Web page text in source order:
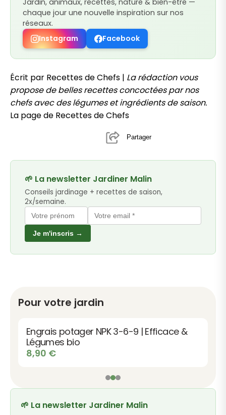
Jardin, animaux, recettes, nature & bien-être —
chaque jour une nouvelle inspiration sur nos
réseaux.
Instagram
Facebook
Écrit par Recettes de Chefs | La rédaction vous
propose de belles recettes concoctées par nos
chefs avec des légumes et ingrédients de saison.
La page de Recettes de Chefs
Partager
🌱 La newsletter Jardiner Malin
Conseils jardinage + recettes de saison,
2x/semaine.
Je m'inscris →
Pour votre jardin
Engrais potager NPK 3-6-9 | Efficace &
Légumes bio
8,90 €
🌱 La newsletter Jardiner Malin